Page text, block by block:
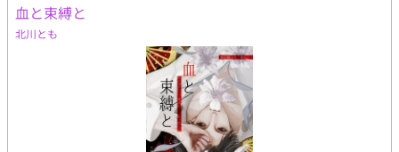
血と束縛と
北川とも